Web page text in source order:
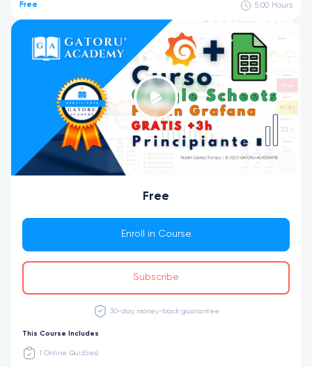
Free 5:00 Hours
Free
Enroll in Course
Subscribe
30-day money-back guarantee
This Course Includes
1 Online Quiz(zes)